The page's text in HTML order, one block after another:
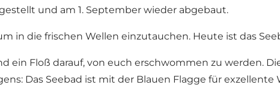
und am 1. September wieder abgebaut.
in die frischen Wellen einzutauchen. Heute ist das
ein Floß darauf, von euch erschwommen zu werden.
Das Seebad ist mit der Blauen Flagge für exzellente